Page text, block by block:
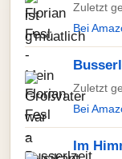
Zuletzt
Bei
Zuletzt
Bei
Im